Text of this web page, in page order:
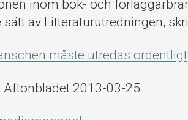
inom bok- och
av Litteraturutredningen,
måste utredas ordentligt
2013-03-25: